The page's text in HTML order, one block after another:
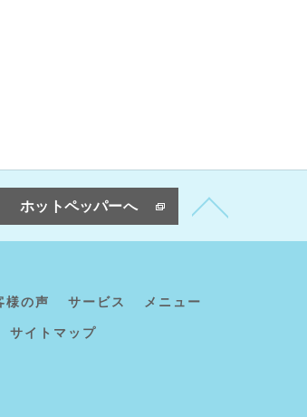
ホットペッパーへ
様の声 サービス メニュー
サイトマップ